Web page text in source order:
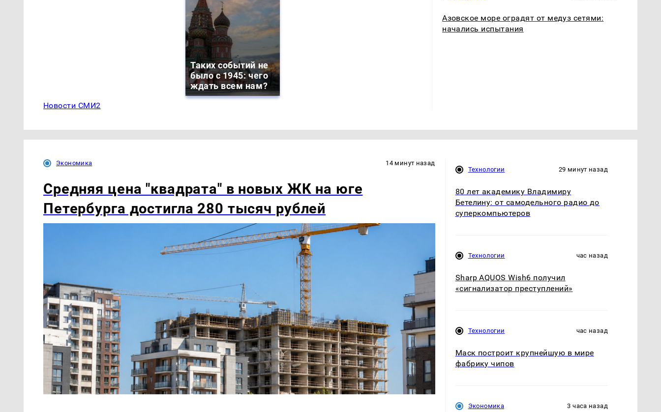
Таких событий не
было с 1945: чего
ждать всем нам?
Новости СМИ2
Азовское море оградят от медуз сетями:
начались испытания
Экономика 14 минут назад
Средняя цена "квадрата" в новых ЖК на юге
Петербурга достигла 280 тысяч рублей
Технологии 29 минут назад
80 лет академику Владимиру
Бетелину: от самодельного радио до
суперкомпьютеров
Технологии час назад
Sharp AQUOS Wish6 получил
«сигнализатор преступлений»
Технологии час назад
Маск построит крупнейшую в мире
фабрику чипов
Экономика 3 часа назад